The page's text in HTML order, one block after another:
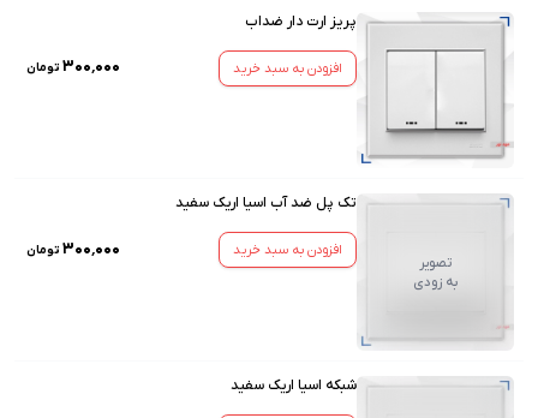
پریز ارت دار ضداب
افزودن به سبد خرید ۳۰۰٬۰۰۰ تومان
تصویر
به زودی
تک پل ضد آب اسیا اریک سفید
افزودن به سبد خرید ۳۰۰٬۰۰۰ تومان
شبکه اسیا اریک سفید